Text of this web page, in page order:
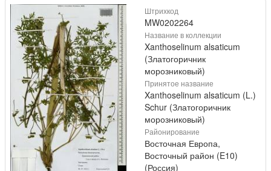
Штрихкод
MW0202264
Название в коллекции
Xanthoselinum alsaticum
(Златогоричник
морозниковый)
Принятое название
Xanthoselinum alsaticum (L.)
Schur (Златогоричник
морозниковый)
Районирование
Восточная Европа,
Восточный район (E10)
(Россия)